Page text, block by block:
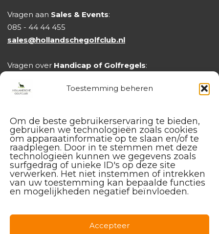
Toestemming beheren
Om de beste gebruikerservaring te bieden,
gebruiken we technologieën zoals cookies
om apparaatinformatie op te slaan en/of te
raadplegen. Door in te stemmen met deze
technologieën kunnen we gegevens zoals
surfgedrag of unieke ID's op deze site
verwerken. Het niet instemmen of intrekken
van uw toestemming kan bepaalde functies
en mogelijkheden negatief beïnvloeden.
Accepteer
Vragen aan Sales & Events:
085 - 44 44 455
sales@hollandschegolfclub.nl
Vragen over Handicap of Golfregels:
Instagram